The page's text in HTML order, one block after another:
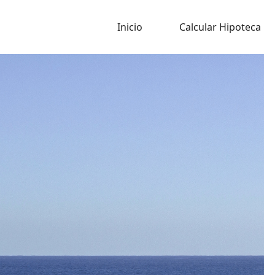
Inicio Calcular Hipoteca